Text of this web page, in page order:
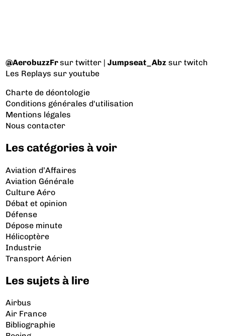
@AerobuzzFrsur twitter |Jumpseat_Abz sur twitch
Les Replays sur youtube
Charte de déontologie
Conditions générales d'utilisation
Mentions légales
Nous contacter
Les catégories à voir
Aviation d’Affaires
Aviation Générale
Culture Aéro
Débat et opinion
Défense
Dépose minute
Hélicoptère
Industrie
Transport Aérien
Les sujets à lire
Airbus
Air France
Bibliographie